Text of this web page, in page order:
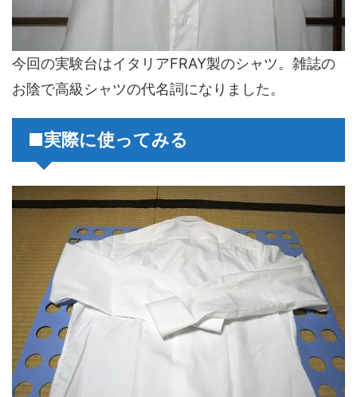
今回の実験台はイタリアFRAY製のシャツ。雑誌の
お陰で高級シャツの代名詞になりました。
■実際に使ってみる